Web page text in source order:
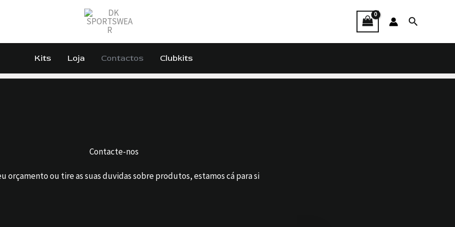
Procurar
Kits Loja Contactos Clubkits
Contacte-nos
orçamento ou tire as suas duvidas sobre produtos, estamos cá para si